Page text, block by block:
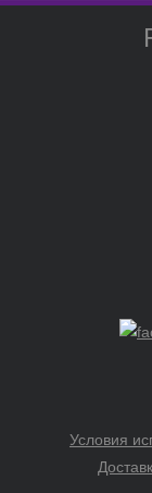
Условия